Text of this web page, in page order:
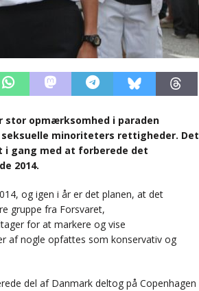
stor opmærksomhed i paraden
minoriteters rettigheder. Det
i gang med at forberede det
2014.
og igen i år er det planen, at det
gruppe fra Forsvaret,
for at markere og vise
af nogle opfattes som konservativ og
del af Danmark deltog på Copenhagen